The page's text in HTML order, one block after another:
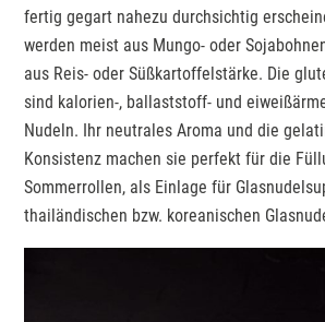
fertig gegart nahezu durchsichtig
werden meist aus Mungo- oder
aus Reis- oder Süßkartoffelstärke. Die
sind kalorien-, ballaststoff- und
Nudeln. Ihr neutrales Aroma und die
Konsistenz machen sie perfekt für die
Sommerrollen, als Einlage für
thailändischen bzw. koreanischen